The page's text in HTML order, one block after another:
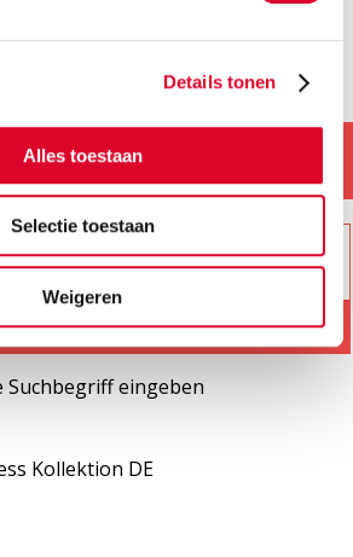
Details tonen
Alles toestaan
Selectie toestaan
Weigeren
/ Switzerland
Händler finden
Suchbegriff eingeben
Kollektion DE